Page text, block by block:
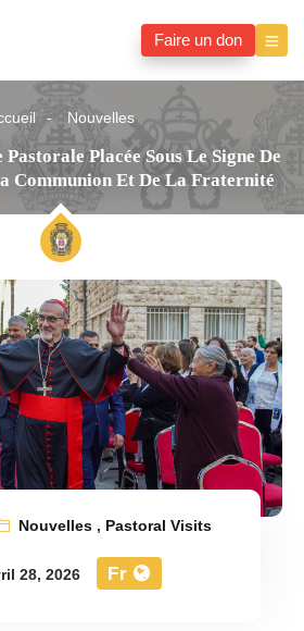
Faire un don
Nouvelles
Placée Sous Le Signe De
Communion Et De La Fraternité
Nouvelles, Pastoral Visits
28, 2026
Fr